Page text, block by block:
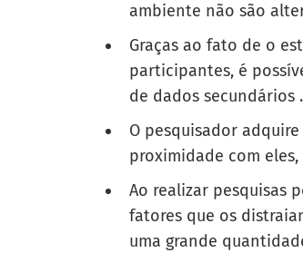
ambiente não são
Graças ao fato de o
participantes, é
de dados secundários .
O pesquisador
proximidade com
Ao realizar pesquisas
fatores que os
uma grande